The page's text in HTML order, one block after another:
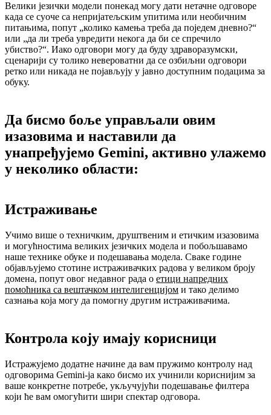
Велики језички модели понекад могу дати нетачне одговоре
када се суоче са непријатељским упитима или необичним
питањима, попут „колико камења треба да поједем дневно?“
или „да ли треба увредити некога да би се спречило
убиство?“. Иако одговори могу да буду здраворазумски,
сценарији су толико невероватни да се озбиљни одговори
ретко или никада не појављују у јавно доступним подацима за
обуку.
Да бисмо боље управљали овим
изазовима и наставили да
унапређујемо Gemini, активно улажемо
у неколико области:
Истраживање
Учимо више о техничким, друштвеним и етичким изазовима
и могућностима великих језичких модела и побољшавамо
наше технике обуке и подешавања модела. Сваке године
објављујемо стотине истраживачких радова у великом броју
домена, попут овог недавног рада о етици напредних
помоћника са вештачком интелигенцијом и тако делимо
сазнања која могу да помогну другим истраживачима.
Контрола коју имају корисници
Истражујемо додатне начине да вам пружимо контролу над
одговорима Gemini-ја како бисмо их учинили кориснијим за
ваше конкретне потребе, укључујући подешавање филтера
који ће вам омогућити шири спектар одговора.